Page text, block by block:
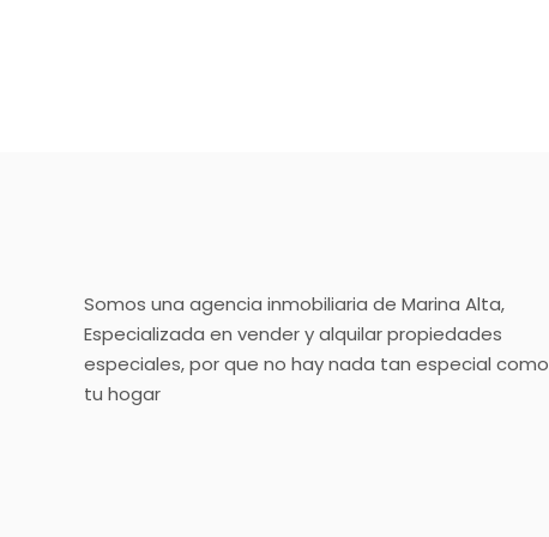
Somos una agencia inmobiliaria de Marina Alta,
Especializada en vender y alquilar propiedades
especiales, por que no hay nada tan especial como
tu hogar